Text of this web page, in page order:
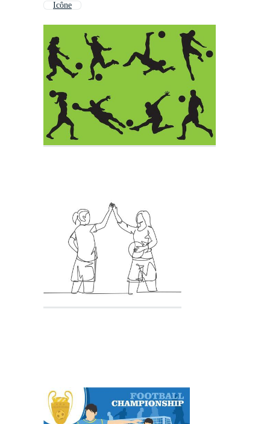
Icône